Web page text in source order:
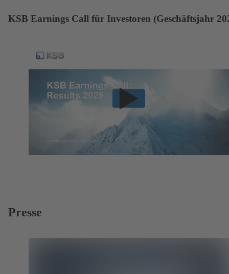
KSB Earnings Call für Investoren (Geschäftsjahr
Presse